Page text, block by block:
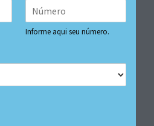
Informe aqui seu número.